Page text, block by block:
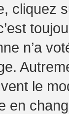
cliquez
n’a
le
en